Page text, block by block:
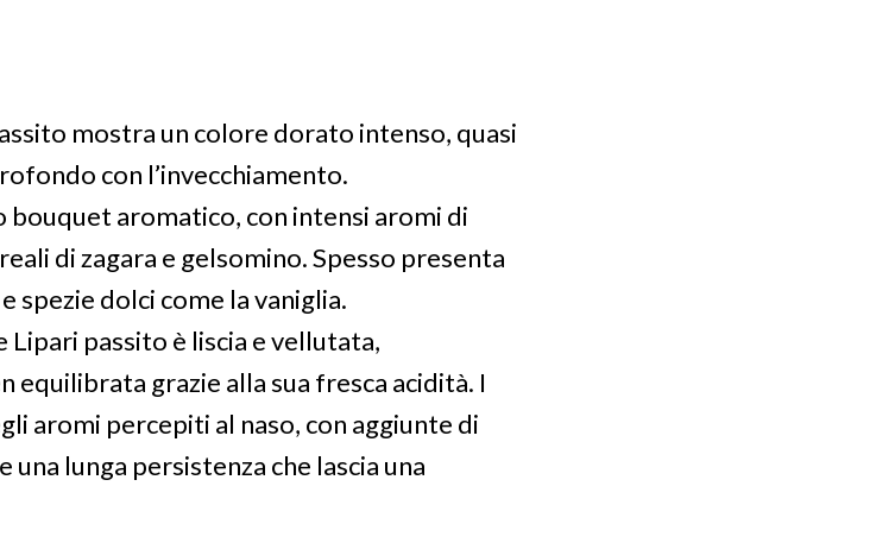
mostra un colore dorato intenso, quasi
con l’invecchiamento.
bouquet aromatico, con intensi aromi di
di zagara e gelsomino. Spesso presenta
spezie dolci come la vaniglia.
Lipari passito è liscia e vellutata,
equilibrata grazie alla sua fresca acidità. I
aromi percepiti al naso, con aggiunte di
lunga persistenza che lascia una